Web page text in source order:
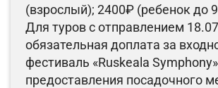
(взрослый); 2400₽ (ребенок до
Для туров с отправлением
обязательная доплата за
фестиваль «Ruskeala
предоставления посадочного